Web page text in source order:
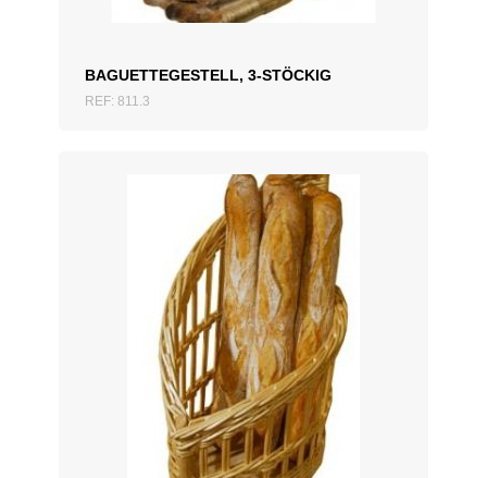
BAGUETTEGESTELL, 3-STÖCKIG
REF: 811.3
ZUM ANGEBOT HINZUFÜGEN